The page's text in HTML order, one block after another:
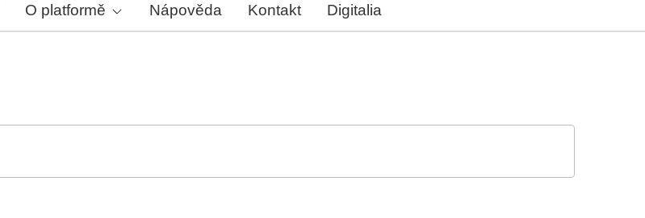
O platformě Nápověda Kontakt Digitalia